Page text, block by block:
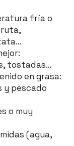
fría o
tostadas…
en grasa:
y pescado
o muy
(agua,